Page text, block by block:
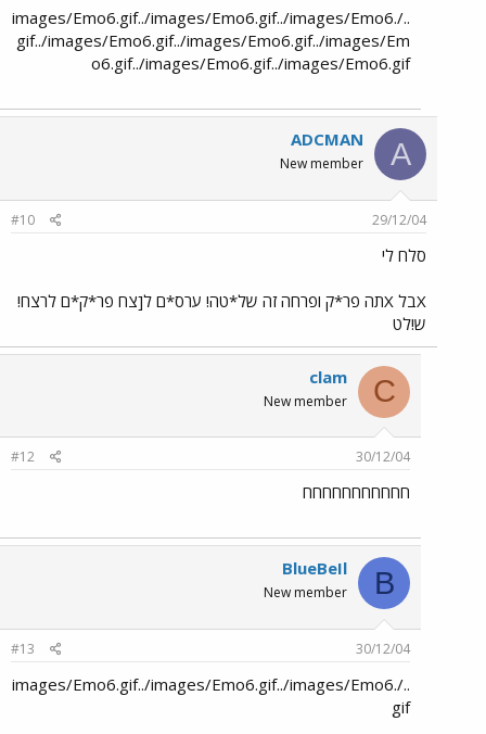
../images/Emo6.gif../images/Emo6.gif../images/Emo6.
gif../images/Emo6.gif../images/Emo6.gif../images/Em
o6.gif../images/Emo6.gif../images/Emo6.gif
A
ADCMAN
New member
29/12/04
#10
סלח לי
Xבל Xתה פר*ק ופרחה זה של*טה! ערס*ם ל[צח פר*ק*ם לרצח!
ש!לט
C
clam
New member
30/12/04
#12
חחחחחחחחחחח
B
BlueBeIl
New member
30/12/04
#13
../images/Emo6.gif../images/Emo6.gif../images/Emo6.
gif